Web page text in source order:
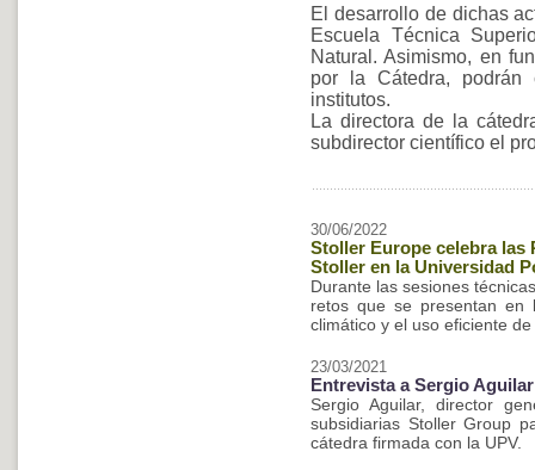
El desarrollo de dichas
Escuela Técnica
Natural. Asimismo, en
por la Cátedra, podrán
institutos.
La directora de la
subdirector científico el
30/06/2022
Stoller Europe celebra las
Stoller en la Universidad
Durante las sesiones
retos que se presentan en
climático y el uso eficiente
23/03/2021
Entrevista a Sergio
Sergio Aguilar, director
subsidiarias Stoller Group
cátedra firmada con la UPV.